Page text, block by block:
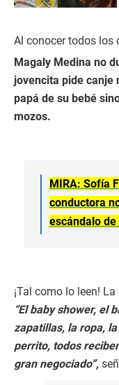
Al conocer todos los
Magaly Medina no
jovencita pide canje
papá de su bebé
mozos.
MIRA: Sofía
conductora
escándalo
¡Tal como lo leen!
“El baby shower, el
zapatillas, la ropa,
perrito, todos
gran negociado”,